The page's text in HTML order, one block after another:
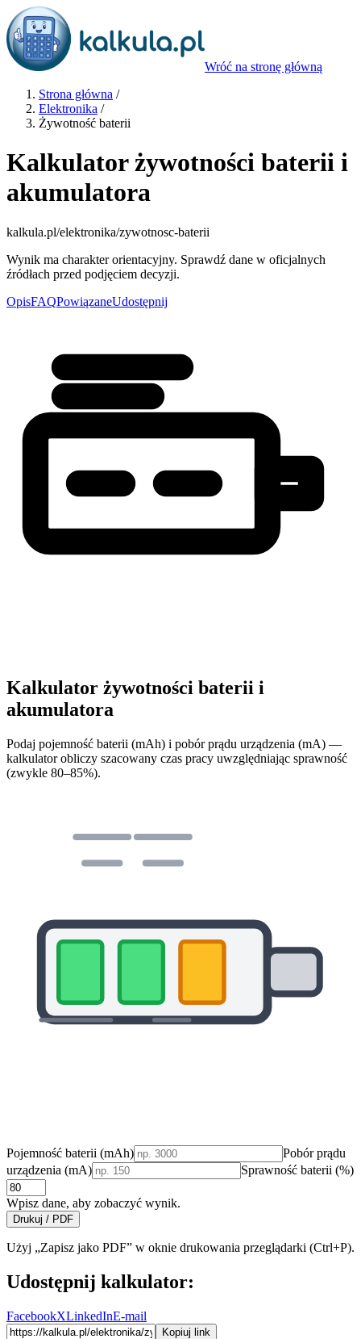
Wróć na stronę główną
Strona główna /
Elektronika /
Żywotność baterii
Kalkulator żywotności baterii i
akumulatora
kalkula.pl/elektronika/zywotnosc-baterii
Wynik ma charakter orientacyjny. Sprawdź dane w oficjalnych
źródłach przed podjęciem decyzji.
OpisFAQPowiązaneUdostępnij
Kalkulator żywotności baterii i
akumulatora
Podaj pojemność baterii (mAh) i pobór prądu urządzenia (mA) —
kalkulator obliczy szacowany czas pracy uwzględniając sprawność
(zwykle 80–85%).
Pojemność baterii (mAh)
Pobór prądu
urządzenia (mA)
Sprawność baterii (%)
Wpisz dane, aby zobaczyć wynik.
Drukuj / PDF
Użyj „Zapisz jako PDF” w oknie drukowania przeglądarki (Ctrl+P).
Udostępnij kalkulator:
FacebookXLinkedInE-mail
Kopiuj link